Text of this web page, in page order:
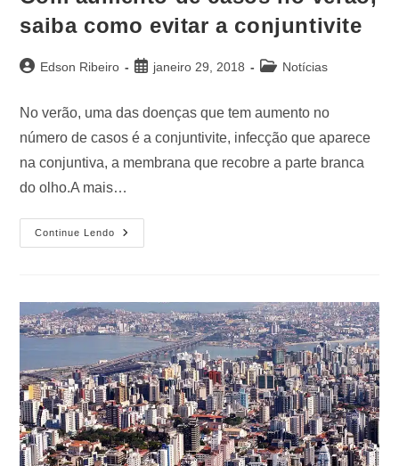
saiba como evitar a conjuntivite
Edson Ribeiro janeiro 29, 2018 Notícias
No verão, uma das doenças que tem aumento no
número de casos é a conjuntivite, infecção que aparece
na conjuntiva, a membrana que recobre a parte branca
do olho.A mais…
Continue Lendo